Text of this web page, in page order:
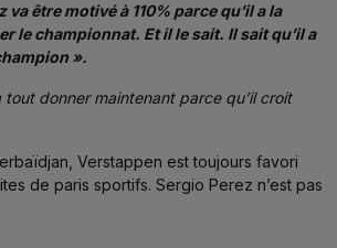
va être motivé à 110% parce qu’il a la
le championnat. Et il le sait. Il sait qu’il a
».
tout donner maintenant parce qu’il croit
Verstappen est toujours favori
de paris sportifs. Sergio Perez n’est pas